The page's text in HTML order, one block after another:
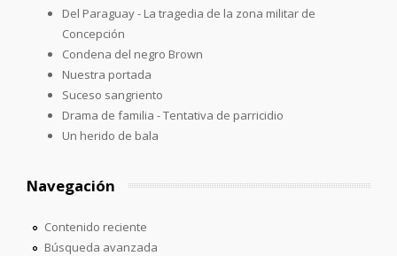
Del Paraguay - La tragedia de la zona militar de
Concepción
Condena del negro Brown
Nuestra portada
Suceso sangriento
Drama de familia - Tentativa de parricidio
Un herido de bala
Navegación
Contenido reciente
Búsqueda avanzada